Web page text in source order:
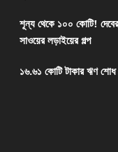
শূন্য থেকে ১০০ কোটি! দেবের
সাওয়ের লড়াইয়ের গল্প
১৬.৬১ কোটি টাকার ঋণ শোধ